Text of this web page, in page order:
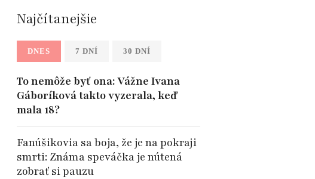
Najčítanejšie
DNES 7 DNÍ 30 DNÍ
To nemôže byť ona: Vážne Ivana
Gáboríková takto vyzerala, keď
mala 18?
Fanúšikovia sa boja, že je na pokraji
smrti: Známa speváčka je nútená
zobrať si pauzu